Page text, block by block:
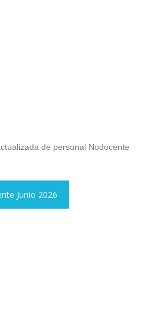
de personal Nodocente
Junio 2026